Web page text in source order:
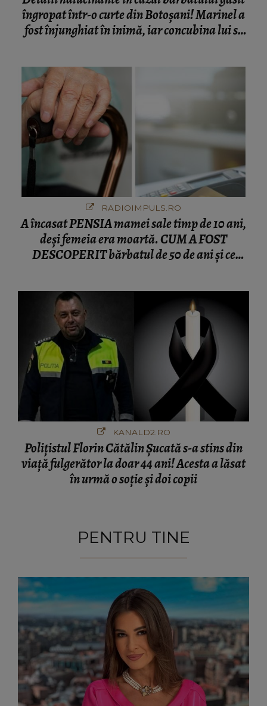
îngropat într-o curte din Botoșani! Marinel a
fost înjunghiat în inimă, iar concubina lui se
RADIOIMPULS.RO
A încasat PENSIA mamei sale timp de 10 ani,
deși femeia era moartă. CUM A FOST
DESCOPERIT bărbatul de 50 de ani și ce
KANALD2.RO
Polițistul Florin Cătălin Șucată s-a stins din
viață fulgerător la doar 44 ani! Acesta a lăsat
în urmă o soție și doi copii
PENTRU TINE